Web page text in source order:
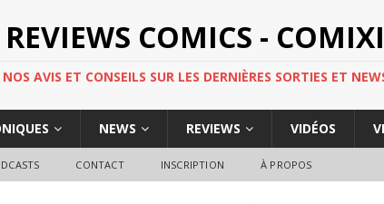
COMICS -
AVIS ET CONSEILS SUR LES DERNIÈRES SORTIES ET
NEWS REVIEWS VIDÉOS
CONTACT INSCRIPTION À PROPOS